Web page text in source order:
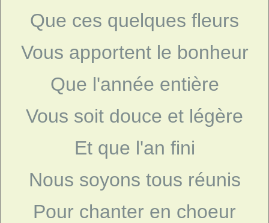
Que ces quelques fleurs
Vous apportent le bonheur
Que l'année entière
Vous soit douce et légère
Et que l'an fini
Nous soyons tous réunis
Pour chanter en choeur